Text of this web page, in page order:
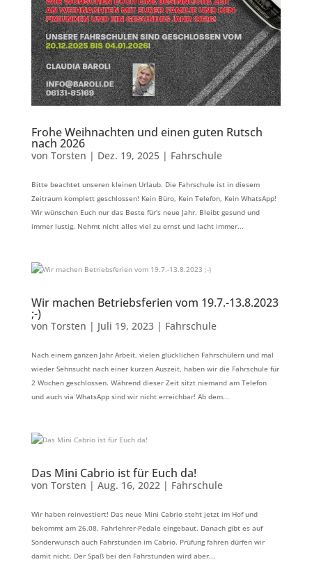
Frohe Weihnachten und einen guten Rutsch
nach 2026
von Torsten | Dez. 19, 2025| Fahrschule
Bitte beachtet unseren kleinen Urlaub. Die Fahrschule ist in diesem
Zeitraum komplett geschlossen! Kein Büro, Kein Telefon, Kein WhatsApp!
Wir wünschen Euch nur das Beste für‘s neue Jahr. Bleibt gesund und
immer lustig. Nehmt nicht alles viel zu ernst und lacht immer...
Wir machen Betriebsferien vom 19.7.-13.8.2023
;-)
von Torsten | Juli 19, 2023| Fahrschule
Nach einem ganzen Jahr Arbeit, vielen glücklichen Fahrschülern und mal
wieder Sehnsucht nach einer kurzen Auszeit, haben wir die Fahrschule für
2 Wochen geschlossen. Während dieser Zeit sitzt niemand am Telefon
und auch via WhatsApp sind wir nicht erreichbar! Ab dem...
Das Mini Cabrio ist für Euch da!
von Torsten | Aug. 16, 2022| Fahrschule
Wir haben reinvestiert! Das neue Mini Cabrio steht jetzt im Hof und
bekommt am 26.08. Fahrlehrer-Pedale eingebaut. Danach gibt es auf
Sonderwunsch auch Fahrstunden im Cabrio. Prüfung fahren dürfen wir
damit nicht. Der Spaß bei den Fahrstunden wird aber...